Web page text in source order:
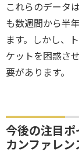
これらのデータ
も数週間から半
ます。しかし、
ケットを困惑さ
要があります。
今後の注目
カンファレン